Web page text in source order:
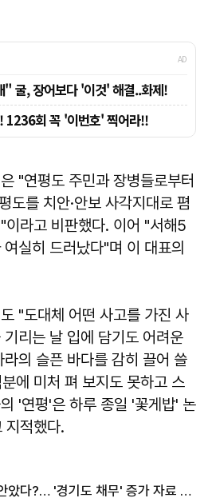
"연평도 주민과 장병들로부터
도를 치안·안보 사각지대로 폄
이라고 비판했다. 이어 "서해5
실히 드러났다"며 이 대표의
"도대체 어떤 사고를 가진 사
리는 날 입에 담기도 어려운
의 슬픈 바다를 감히 끌어 쓸
에 미처 펴 보지도 못하고 스
'연평'은 하루 종일 '꽃게밥' 논
지적했다.
추미애, 이재명 '빚' 떠안았다?… '경기도 채무' 증가 자료 실시간 확산